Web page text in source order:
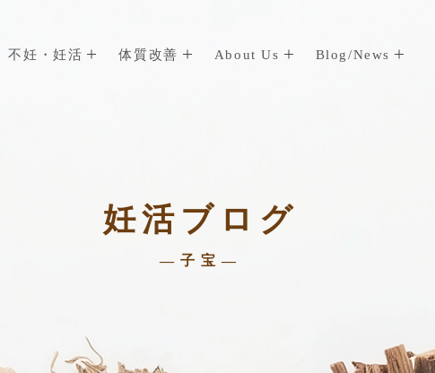
不妊・妊活 体質改善 About Us Blog/News
妊活ブログ
—子宝—